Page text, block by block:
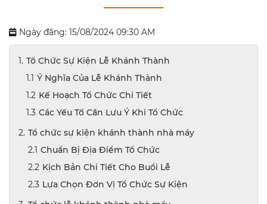
Ngày đăng: 15/08/2024 09:30 AM
Tổ Chức Sự Kiện Lễ Khánh Thành
Ý Nghĩa Của Lễ Khánh Thành
Kế Hoạch Tổ Chức Chi Tiết
Các Yếu Tố Cần Lưu Ý Khi Tổ Chức
Tổ chức sự kiện khánh thành nhà máy
Chuẩn Bị Địa Điểm Tổ Chức
Kịch Bản Chi Tiết Cho Buổi Lễ
Lựa Chọn Đơn Vị Tổ Chức Sự Kiện